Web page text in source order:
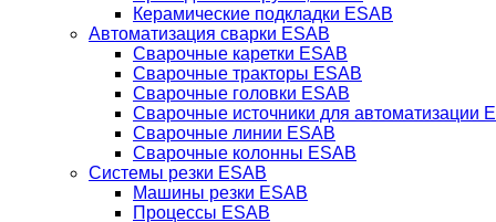
Керамические подкладки ESAB
Автоматизация сварки ESAB
Сварочные каретки ESAB
Сварочные тракторы ESAB
Сварочные головки ESAB
Сварочные источники для автоматизации
Сварочные линии ESAB
Сварочные колонны ESAB
Системы резки ESAB
Машины резки ESAB
Процессы ESAB